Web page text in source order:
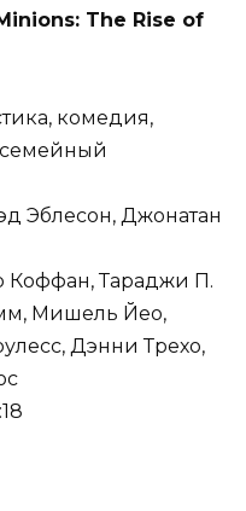
The Rise of
комедия,
Эблесон, Джонатан
Коффан, Тараджи П.
Мишель Йео,
Дэнни Трехо,